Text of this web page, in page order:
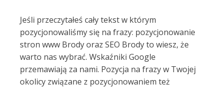
Jeśli przeczytałeś cały tekst w którym
pozycjonowaliśmy się na frazy: pozycjonowanie
stron www Brody oraz SEO Brody to wiesz, że
warto nas wybrać. Wskaźniki Google
przemawiają za nami. Pozycja na frazy w Twojej
okolicy związane z pozycjonowaniem też